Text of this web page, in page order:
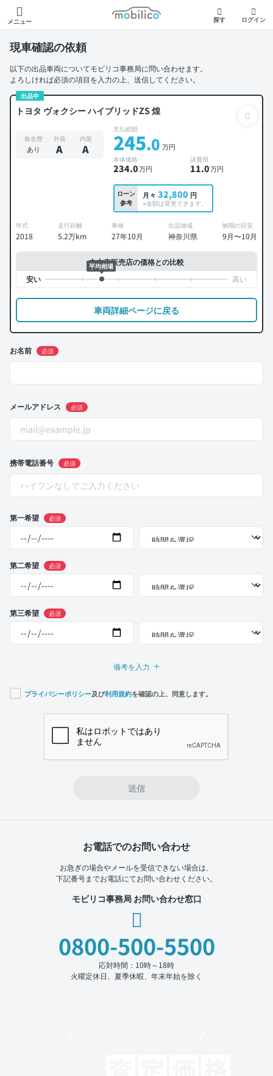
メニュー
モビリコ
探す ログイン
現車確認の依頼
以下の出品車両についてモビリコ事務局に問い合わせます。
よろしければ必須の項目を入力の上、送信してください。
出品中
トヨタ ヴォクシー ハイブリッドZS 煌
板金歴
あり
外装
A
内装
A
支払総額
245.0 万円
本体価格
234.0万円
諸費用
11.0万円
ローン
参考
月々 32,800 円
※金額は変更できます。
年式
2018
走行距離
5.2万km
車検
27年10月
出品地域
神奈川県
納期の目安
9月〜10月
中古車販売店の価格との比較
平均相場
車両詳細ページに戻る
お名前 必須
メールアドレス 必須
携帯電話番号 必須
第一希望 必須
第二希望 必須
第三希望 必須
備考を入力
プライバシーポリシー及び利用規約を確認の上、同意します。
送信
お電話でのお問い合わせ
お急ぎの場合やメールを受信できない場合は、
下記番号までお電話にてお問い合わせください。
モビリコ事務局 お問い合わせ窓口
0800-500-5500
応対時間：10時～18時
火曜定休日、夏季休暇、年末年始を除く